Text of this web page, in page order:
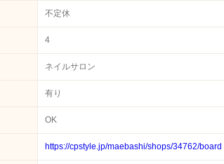
不定休
4
ネイルサロン
有り
OK
https://cpstyle.jp/maebashi/shops/34762/board